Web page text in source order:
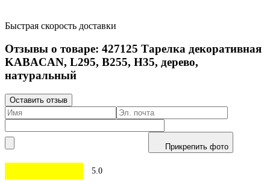
Быстрая скорость доставки
Отзывы о товаре: 427125 Тарелка декоративная
KABACAN, L295, B255, H35, дерево,
натуральный
Оставить отзыв
Прикрепить фото
5.0